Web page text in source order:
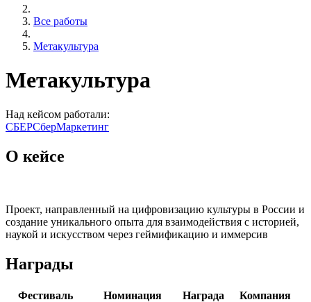
Все работы
Метакультура
Метакультура
Над кейсом работали:
СБЕРСберМаркетинг
О кейсе
Проект, направленный на цифровизацию культуры в России и
создание уникального опыта для взаимодействия с историей,
наукой и искусством через геймификацию и иммерсив
Награды
Фестиваль Номинация Награда Компания